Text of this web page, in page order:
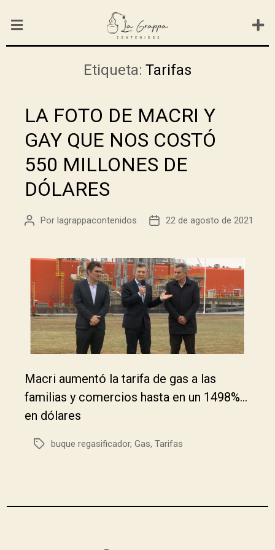
Etiqueta: Tarifas
LA FOTO DE MACRI Y
GAY QUE NOS COSTÓ
550 MILLONES DE
DÓLARES
Por lagrappacontenidos 22 de agosto de 2021
Macri aumentó la tarifa de gas a las
familias y comercios hasta en un 1498%…
en dólares
buque regasificador, Gas, Tarifas